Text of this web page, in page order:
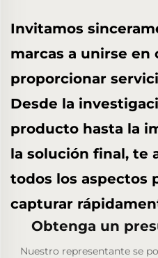
Invitamos
marcas a unirse en
proporcionar
Desde la
producto hasta la
la solución final, te
todos los aspectos
capturar
Obtenga un
Nuestro representante se